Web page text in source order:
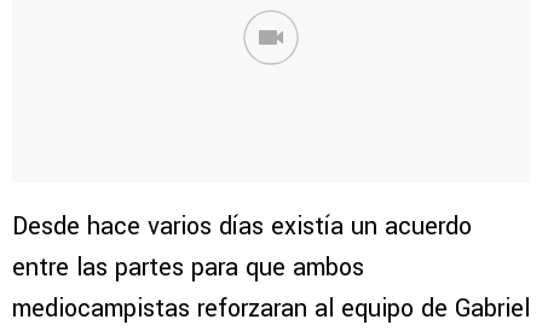
Desde hace varios días existía un acuerdo
entre las partes para que ambos
mediocampistas reforzaran al equipo de Gabriel